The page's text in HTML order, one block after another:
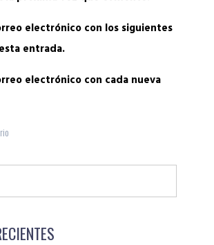
electrónico con los siguientes
entrada.
electrónico con cada nueva